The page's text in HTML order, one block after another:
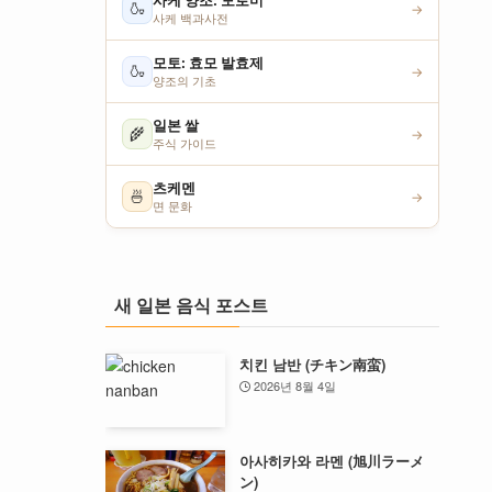
🍶
사케 백과사전
→
🍶 모토: 효모 발효제
양조의 기초
→
🌾 일본 쌀
주식 가이드
→
🍜 츠케멘
면 문화
→
새 일본 음식 포스트
치킨 남반 (チキン南蛮)
2026년 8월 4일
아사히카와 라멘 (旭川ラーメ
ン)